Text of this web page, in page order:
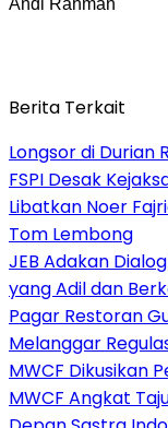
Berita Terkait
Longsor di Durian
FSPI Desak
Libatkan Noer
Tom Lembong
JEB Adakan
yang Adil dan
Pagar Restoran
Melanggar
MWCF Dikusikan
MWCF Angkat